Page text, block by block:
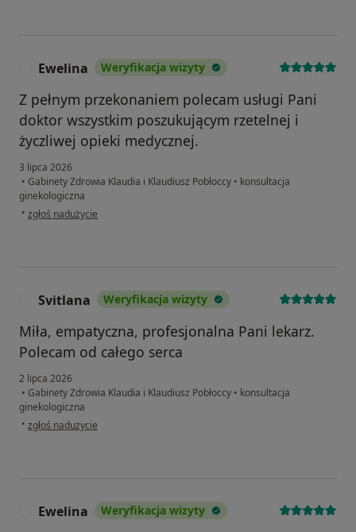
Ewelina Weryfikacja wizyty
Z pełnym przekonaniem polecam usługi Pani
doktor wszystkim poszukującym rzetelnej i
życzliwej opieki medycznej.
3 lipca 2026
• Gabinety Zdrowia Klaudia i Klaudiusz Pobłoccy • konsultacja
ginekologiczna
• w opinii użytkownika Ewelina
zgłoś nadużycie
Svitlana Weryfikacja wizyty
Miła, empatyczna, profesjonalna Pani lekarz.
Polecam od całego serca
2 lipca 2026
• Gabinety Zdrowia Klaudia i Klaudiusz Pobłoccy • konsultacja
ginekologiczna
• w opinii użytkownika Svitlana
zgłoś nadużycie
Ewelina Weryfikacja wizyty